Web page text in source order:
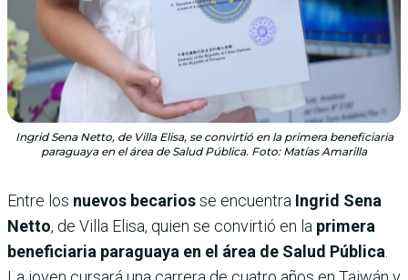
Ingrid Sena Netto, de Villa Elisa, se convirtió en la primera beneficiaria
paraguaya en el área de Salud Pública. Foto: Matías Amarilla
Entre los nuevos becariosse encuentra Ingrid Sena
Netto, de Villa Elisa, quien se convirtió en la primera
beneficiaria paraguaya en el área de Salud Pública